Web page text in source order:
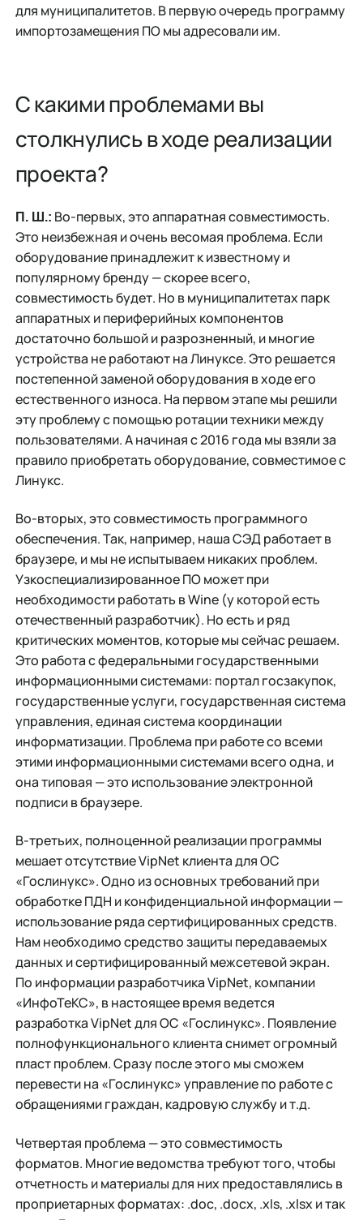
для муниципалитетов. В первую очередь программу
импортозамещения ПО мы адресовали им.
С какими проблемами вы
столкнулись в ходе реализации
проекта?
П. Ш.: Во-первых, это аппаратная совместимость.
Это неизбежная и очень весомая проблема. Если
оборудование принадлежит к известному и
популярному бренду — скорее всего,
совместимость будет. Но в муниципалитетах парк
аппаратных и периферийных компонентов
достаточно большой и разрозненный, и многие
устройства не работают на Линуксе. Это решается
постепенной заменой оборудования в ходе его
естественного износа. На первом этапе мы решили
эту проблему с помощью ротации техники между
пользователями. А начиная с 2016 года мы взяли за
правило приобретать оборудование, совместимое с
Линукс.
Во-вторых, это совместимость программного
обеспечения. Так, например, наша СЭД работает в
браузере, и мы не испытываем никаких проблем.
Узкоспециализированное ПО может при
необходимости работать в Wine (у которой есть
отечественный разработчик). Но есть и ряд
критических моментов, которые мы сейчас решаем.
Это работа с федеральными государственными
информационными системами: портал госзакупок,
государственные услуги, государственная система
управления, единая система координации
информатизации. Проблема при работе со всеми
этими информационными системами всего одна, и
она типовая — это использование электронной
подписи в браузере.
В-третьих, полноценной реализации программы
мешает отсутствие VipNet клиента для ОС
«Гослинукс». Одно из основных требований при
обработке ПДН и конфиденциальной информации —
использование ряда сертифицированных средств.
Нам необходимо средство защиты передаваемых
данных и сертифицированный межсетевой экран.
По информации разработчика VipNet, компании
«ИнфоТеКС», в настоящее время ведется
разработка VipNet для ОС «Гослинукс». Появление
полнофункционального клиента снимет огромный
пласт проблем. Сразу после этого мы сможем
перевести на «Гослинукс» управление по работе с
обращениями граждан, кадровую службу и т.д.
Четвертая проблема — это совместимость
форматов. Многие ведомства требуют того, чтобы
отчетность и материалы для них предоставлялись в
проприетарных форматах: .doc, .docx, .xls, .xlsx и так